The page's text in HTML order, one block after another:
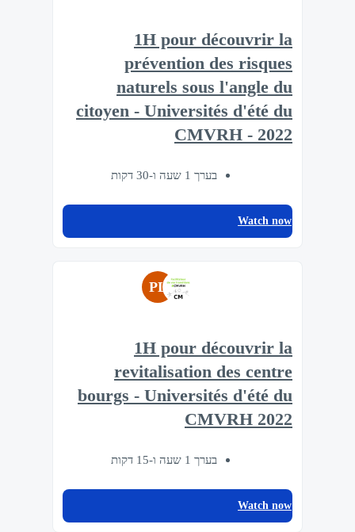
1H pour découvrir la
prévention des risques
naturels sous l'angle du
citoyen - Universités d'été du
CMVRH - 2022
בערך 1 שעה ו-30 דקות
Watch now
PL
1H pour découvrir la
revitalisation des centre
bourgs - Universités d'été du
CMVRH 2022
בערך 1 שעה ו-15 דקות
Watch now